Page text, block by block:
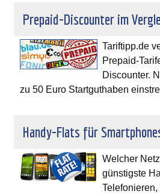
Prepaid-Discounter im
Tariftipp.de
Prepaid-
Discounter.
zu 50 Euro Startguthaben
Handy-Flats für
Welcher
günstigste